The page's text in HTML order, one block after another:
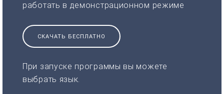
работать в демонстрационном режиме
СКАЧАТЬ БЕСПЛАТНО
При запуске программы вы можете
выбрать язык.